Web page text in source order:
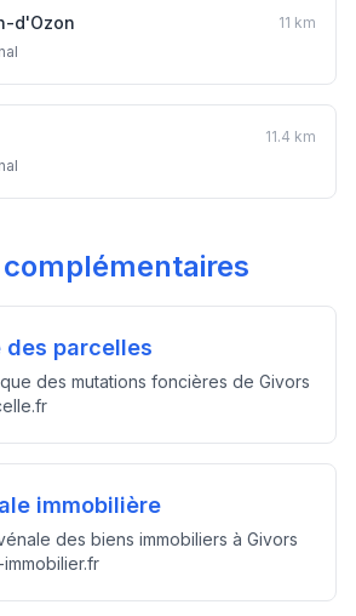
d'Ozon
11 km
11.4 km
des parcelles
des mutations foncières de Givors
immobilière
des biens immobiliers à Givors